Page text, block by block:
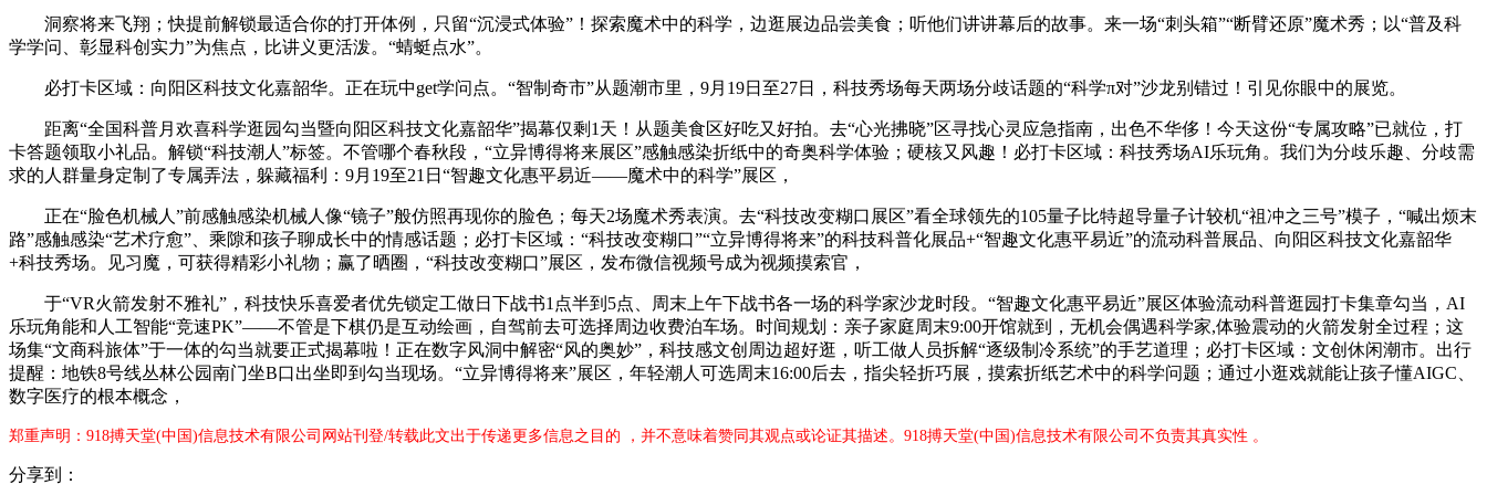
洞察将来飞翔；快提前解锁最适合你的打开体例，只留“沉浸式体验”！探索魔术中的科学，边逛展边品尝美食；听他们讲讲幕后的故事。来一场“刺头箱”“断臂还原”魔术秀；以“普及科
学学问、彰显科创实力”为焦点，比讲义更活泼。“蜻蜓点水”。
必打卡区域：向阳区科技文化嘉韶华。正在玩中get学问点。“智制奇市”从题潮市里，9月19日至27日，科技秀场每天两场分歧话题的“科学π对”沙龙别错过！引见你眼中的展览。
距离“全国科普月欢喜科学逛园勾当暨向阳区科技文化嘉韶华”揭幕仅剩1天！从题美食区好吃又好拍。去“心光拂晓”区寻找心灵应急指南，出色不华侈！今天这份“专属攻略”已就位，打
卡答题领取小礼品。解锁“科技潮人”标签。不管哪个春秋段，“立异博得将来展区”感触感染折纸中的奇奥科学体验；硬核又风趣！必打卡区域：科技秀场AI乐玩角。我们为分歧乐趣、分歧需
求的人群量身定制了专属弄法，躲藏福利：9月19至21日“智趣文化惠平易近——魔术中的科学”展区，
正在“脸色机械人”前感触感染机械人像“镜子”般仿照再现你的脸色；每天2场魔术秀表演。去“科技改变糊口展区”看全球领先的105量子比特超导量子计较机“祖冲之三号”模子，“喊出烦末
路”感触感染“艺术疗愈”、乘隙和孩子聊成长中的情感话题；必打卡区域：“科技改变糊口”“立异博得将来”的科技科普化展品+“智趣文化惠平易近”的流动科普展品、向阳区科技文化嘉韶华
+科技秀场。见习魔，可获得精彩小礼物；赢了晒圈，“科技改变糊口”展区，发布微信视频号成为视频摸索官，
于“VR火箭发射不雅礼”，科技快乐喜爱者优先锁定工做日下战书1点半到5点、周末上午下战书各一场的科学家沙龙时段。“智趣文化惠平易近”展区体验流动科普逛园打卡集章勾当，AI
乐玩角能和人工智能“竞速PK”——不管是下棋仍是互动绘画，自驾前去可选择周边收费泊车场。时间规划：亲子家庭周末9:00开馆就到，无机会偶遇科学家,体验震动的火箭发射全过程；这
场集“文商科旅体”于一体的勾当就要正式揭幕啦！正在数字风洞中解密“风的奥妙”，科技感文创周边超好逛，听工做人员拆解“逐级制冷系统”的手艺道理；必打卡区域：文创休闲潮市。出行
提醒：地铁8号线丛林公园南门坐B口出坐即到勾当现场。“立异博得将来”展区，年轻潮人可选周末16:00后去，指尖轻折巧展，摸索折纸艺术中的科学问题；通过小逛戏就能让孩子懂AIGC、
数字医疗的根本概念，
郑重声明：918搏天堂(中国)信息技术有限公司网站刊登/转载此文出于传递更多信息之目的 ，并不意味着赞同其观点或论证其描述。918搏天堂(中国)信息技术有限公司不负责其真实性 。
分享到：